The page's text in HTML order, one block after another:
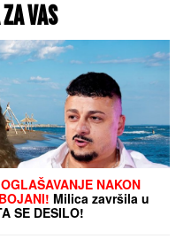
VAS
NAKON
Milica završila u
SE DESILO!